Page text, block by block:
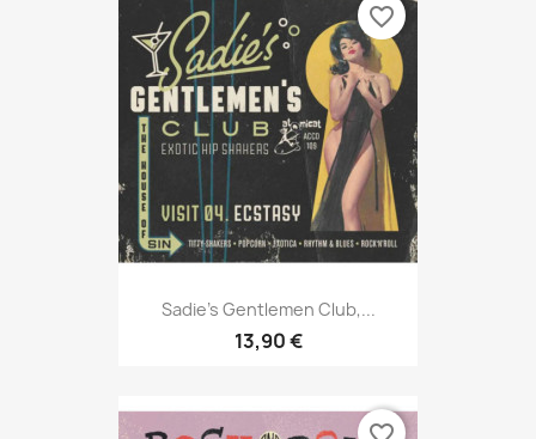
Sadie’s Gentlemen Club,...
13,90 €
favorite_border